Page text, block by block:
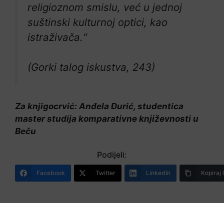
religioznom smislu, već u jednoj
suštinski kulturnoj optici, kao
istraživača.“
(Gorki talog iskustva, 243)
Za knjigocrvić: Anđela Đurić, studentica
master studija komparativne književnosti u
Beču
Podijeli:
Facebook Twitter LinkedIn Kopiraj